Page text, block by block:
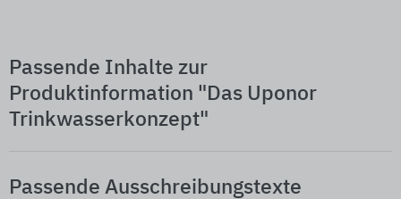
Passende Inhalte zur
Produktinformation "Das Uponor
Trinkwasserkonzept"
Passende Ausschreibungstexte